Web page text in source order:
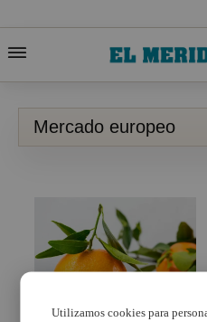
Mercado europeo
Utilizamos cookies para